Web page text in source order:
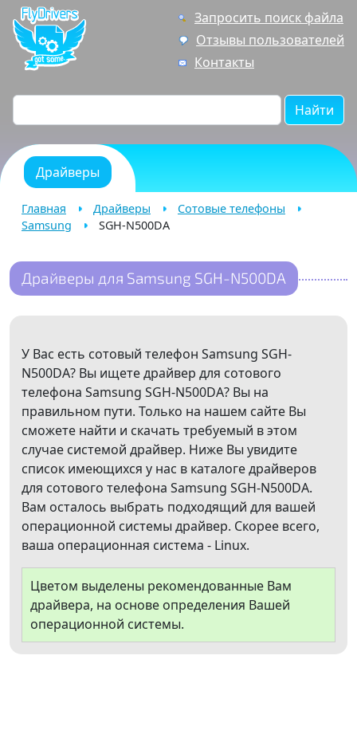
Запросить поиск файла
Отзывы пользователей
Контакты
Найти
Драйверы
Главная Драйверы
Сотовые телефоны
Samsung
SGH-N500DA
Драйверы для Samsung SGH-N500DA
У Вас есть сотовый телефон Samsung SGH-
N500DA? Вы ищете драйвер для сотового
телефона Samsung SGH-N500DA? Вы на
правильном пути. Только на нашем сайте Вы
сможете найти и скачать требуемый в этом
случае системой драйвер. Ниже Вы увидите
список имеющихся у нас в каталоге драйверов
для сотового телефона Samsung SGH-N500DA.
Вам осталось выбрать подходящий для вашей
операционной системы драйвер. Скорее всего,
ваша операционная система - Linux.
Цветом выделены рекомендованные Вам
драйвера, на основе определения Вашей
операционной системы.